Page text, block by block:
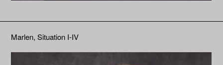
Marlen, Situation I-IV